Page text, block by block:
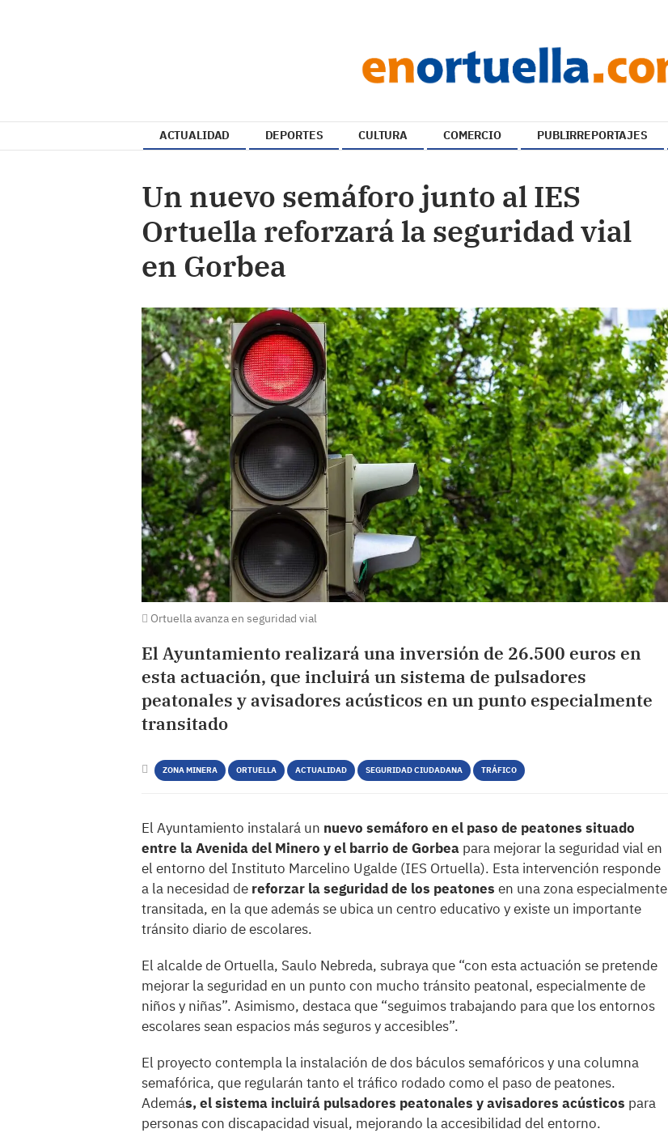
ACTUALIDAD DEPORTES CULTURA COMERCIO PUBLIRREPORTAJES
Un nuevo semáforo junto al IES
Ortuella reforzará la seguridad vial
en Gorbea
Ortuella avanza en seguridad vial
El Ayuntamiento realizará una inversión de 26.500 euros en
esta actuación, que incluirá un sistema de pulsadores
peatonales y avisadores acústicos en un punto especialmente
transitado
ZONA MINERA ORTUELLA ACTUALIDAD SEGURIDAD CIUDADANA TRÁFICO
El Ayuntamiento instalará un nuevo semáforo en el paso de peatones situado
entre la Avenida del Minero y el barrio de Gorbea para mejorar la seguridad vial en
el entorno del Instituto Marcelino Ugalde (IES Ortuella). Esta intervención responde
a la necesidad de reforzar la seguridad de los peatones en una zona especialmente
transitada, en la que además se ubica un centro educativo y existe un importante
tránsito diario de escolares.
El alcalde de Ortuella, Saulo Nebreda, subraya que “con esta actuación se pretende
mejorar la seguridad en un punto con mucho tránsito peatonal, especialmente de
niños y niñas”. Asimismo, destaca que “seguimos trabajando para que los entornos
escolares sean espacios más seguros y accesibles”.
El proyecto contempla la instalación de dos báculos semafóricos y una columna
semafórica, que regularán tanto el tráfico rodado como el paso de peatones.
Además, el sistema incluirá pulsadores peatonales y avisadores acústicos para
personas con discapacidad visual, mejorando la accesibilidad del entorno.